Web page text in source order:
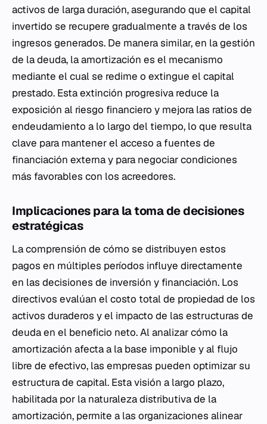
activos de larga duración, asegurando que el capital
invertido se recupere gradualmente a través de los
ingresos generados. De manera similar, en la gestión
de la deuda, la amortización es el mecanismo
mediante el cual se redime o extingue el capital
prestado. Esta extinción progresiva reduce la
exposición al riesgo financiero y mejora las ratios de
endeudamiento a lo largo del tiempo, lo que resulta
clave para mantener el acceso a fuentes de
financiación externa y para negociar condiciones
más favorables con los acreedores.
Implicaciones para la toma de decisiones
estratégicas
La comprensión de cómo se distribuyen estos
pagos en múltiples períodos influye directamente
en las decisiones de inversión y financiación. Los
directivos evalúan el costo total de propiedad de los
activos duraderos y el impacto de las estructuras de
deuda en el beneficio neto. Al analizar cómo la
amortización afecta a la base imponible y al flujo
libre de efectivo, las empresas pueden optimizar su
estructura de capital. Esta visión a largo plazo,
habilitada por la naturaleza distributiva de la
amortización, permite a las organizaciones alinear